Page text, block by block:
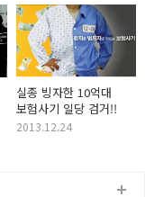
실종 빙자한 10억대
보험사기 일당 검거!!
2013.12.24